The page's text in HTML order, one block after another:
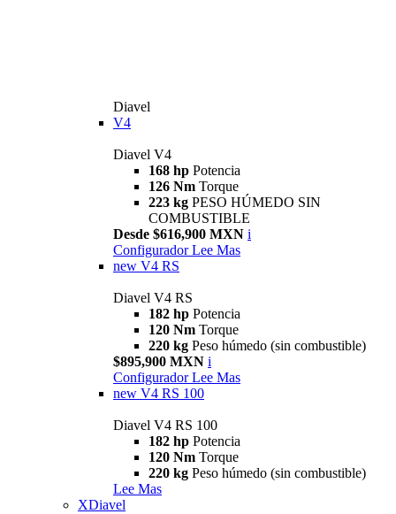
Diavel
V4
Diavel V4
168 hp Potencia
126 Nm Torque
223 kg PESO HÚMEDO SIN
COMBUSTIBLE
Desde $616,900 MXN i
Configurador Lee Mas
new V4 RS
Diavel V4 RS
182 hp Potencia
120 Nm Torque
220 kg Peso húmedo (sin combustible)
$895,900 MXN i
Configurador Lee Mas
new V4 RS 100
Diavel V4 RS 100
182 hp Potencia
120 Nm Torque
220 kg Peso húmedo (sin combustible)
Lee Mas
XDiavel